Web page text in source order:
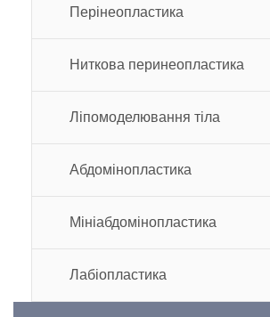
Перінеопластика
Ниткова перинеопластика
Ліпомоделювання тіла
Абдомінопластика
Мініабдомінопластика
Лабіопластика